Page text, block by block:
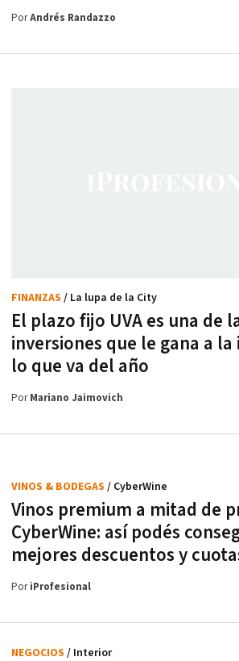
PorAndrés Randazzo
El plazo fijo UVA es una de
inversiones que le gana a
lo que va del año
FINANZAS / La lupa de la City
PorMariano Jaimovich
Vinos premium a mitad de
CyberWine: así podés
mejores descuentos y
VINOS & BODEGAS / CyberWine
PoriProfesional
NEGOCIOS / Interior